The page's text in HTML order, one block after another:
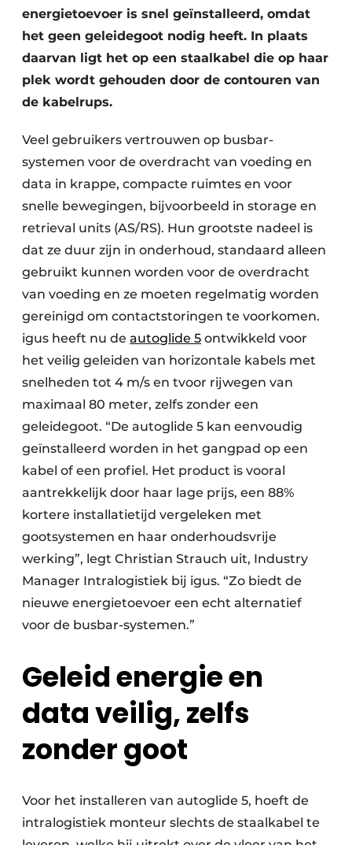
energietoevoer is snel geïnstalleerd, omdat
het geen geleidegoot nodig heeft. In plaats
daarvan ligt het op een staalkabel die op haar
plek wordt gehouden door de contouren van
de kabelrups.
Veel gebruikers vertrouwen op busbar-
systemen voor de overdracht van voeding en
data in krappe, compacte ruimtes en voor
snelle bewegingen, bijvoorbeeld in storage en
retrieval units (AS/RS). Hun grootste nadeel is
dat ze duur zijn in onderhoud, standaard alleen
gebruikt kunnen worden voor de overdracht
van voeding en ze moeten regelmatig worden
gereinigd om contactstoringen te voorkomen.
igus heeft nu de autoglide 5 ontwikkeld voor
het veilig geleiden van horizontale kabels met
snelheden tot 4 m/s en tvoor rijwegen van
maximaal 80 meter, zelfs zonder een
geleidegoot. “De autoglide 5 kan eenvoudig
geïnstalleerd worden in het gangpad op een
kabel of een profiel. Het product is vooral
aantrekkelijk door haar lage prijs, een 88%
kortere installatietijd vergeleken met
gootsystemen en haar onderhoudsvrije
werking”, legt Christian Strauch uit, Industry
Manager Intralogistiek bij igus. “Zo biedt de
nieuwe energietoevoer een echt alternatief
voor de busbar-systemen.”
Geleid energie en
data veilig, zelfs
zonder goot
Voor het installeren van autoglide 5, hoeft de
intralogistiek monteur slechts de staalkabel te